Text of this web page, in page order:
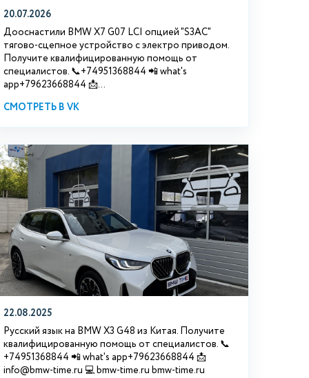
20.07.2026
Дооснастили BMW Х7 G07 LCI опцией "S3АС"
тягово-сцепное устройство с электро приводом.
Получите квалифицированную помощь от
специалистов. 📞+74951368844 📲 what's
app+79623668844 📩...
СМОТРЕТЬ В VK
22.08.2025
Русский язык на BMW X3 G48 из Китая. Получите
квалифицированную помощь от специалистов. 📞
+74951368844 📲 what's app+79623668844 📩
info@bmw-time.ru 💻 bmw-time.ru bmw-time.ru